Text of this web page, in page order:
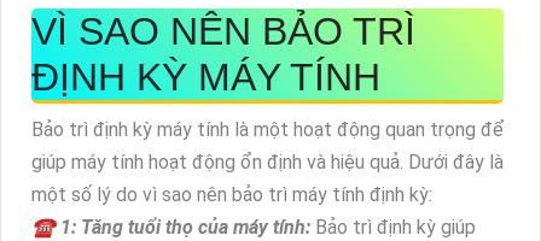
VÌ SAO NÊN BẢO TRÌ
ĐỊNH KỲ MÁY TÍNH
Bảo trì định kỳ máy tính là một hoạt động quan trọng để
giúp máy tính hoạt động ổn định và hiệu quả. Dưới đây là
một số lý do vì sao nên bảo trì máy tính định kỳ:
☎ 1: Tăng tuổi thọ của máy tính: Bảo trì định kỳ giúp